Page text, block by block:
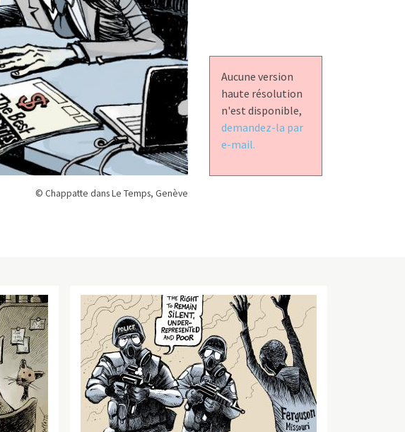
© Chappatte dans Le Temps, Genève
Aucune version
haute résolution
n'est disponible,
demandez-la par
e-mail.